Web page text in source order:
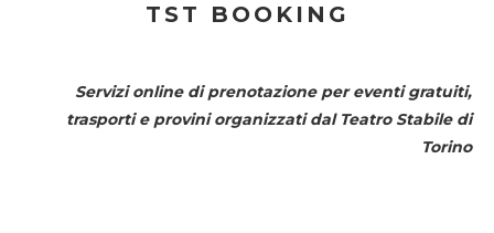
TST BOOKING
Servizi online di prenotazione per eventi gratuiti,
trasporti e provini organizzati dal Teatro Stabile di
Torino